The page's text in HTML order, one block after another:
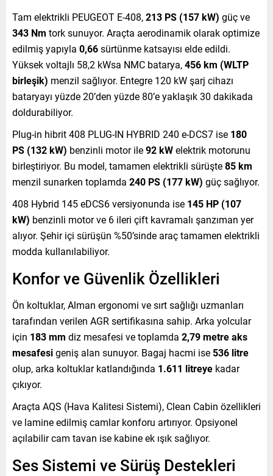
Tam elektrikli PEUGEOT E-408,213 PS (157 kW) güç ve
343 Nm tork sunuyor. Araçta aerodinamik olarak optimize
edilmiş yapıyla 0,66sürtünme katsayısı elde edildi.
Yüksek voltajlı 58,2 kWsa NMC batarya,456 km (WLTP
birleşik) menzil sağlıyor. Entegre 120 kW şarj cihazı
bataryayı yüzde 20’den yüzde 80’e yaklaşık 30 dakikada
doldurabiliyor.
Plug-in hibrit 408 PLUG-IN HYBRID 240 e-DCS7 ise 180
PS (132 kW) benzinli motor ile92 kWelektrik motorunu
birleştiriyor. Bu model, tamamen elektrikli sürüşte85 km
menzil sunarken toplamda 240 PS (177 kW) güç sağlıyor.
408 Hybrid 145 eDCS6 versiyonunda ise 145 HP (107
kW) benzinli motor ve 6 ileri çift kavramalı şanzıman yer
alıyor. Şehir içi sürüşün %50’sinde araç tamamen elektrikli
modda kullanılabiliyor.
Konfor ve Güvenlik Özellikleri
Ön koltuklar, Alman ergonomi ve sırt sağlığı uzmanları
tarafından verilen AGR sertifikasına sahip. Arka yolcular
için 183 mm diz mesafesi ve toplamda 2,79 metre aks
mesafesigeniş alan sunuyor. Bagaj hacmi ise 536 litre
olup, arka koltuklar katlandığında 1.611 litreye kadar
çıkıyor.
Araçta AQS (Hava Kalitesi Sistemi), Clean Cabin özellikleri
ve lamine edilmiş camlar konforu artırıyor. Opsiyonel
açılabilir cam tavan ise kabine ek ışık sağlıyor.
Ses Sistemi ve Sürüş Destekleri